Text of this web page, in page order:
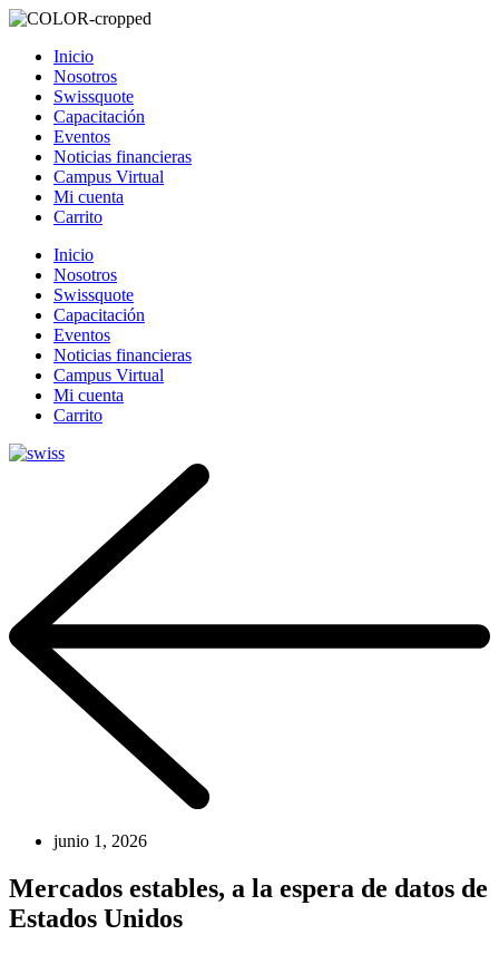
Inicio
Nosotros
Swissquote
Capacitación
Eventos
Noticias financieras
Campus Virtual
Mi cuenta
Carrito
Inicio
Nosotros
Swissquote
Capacitación
Eventos
Noticias financieras
Campus Virtual
Mi cuenta
Carrito
junio 1, 2026
Mercados estables, a la espera de datos de
Estados Unidos